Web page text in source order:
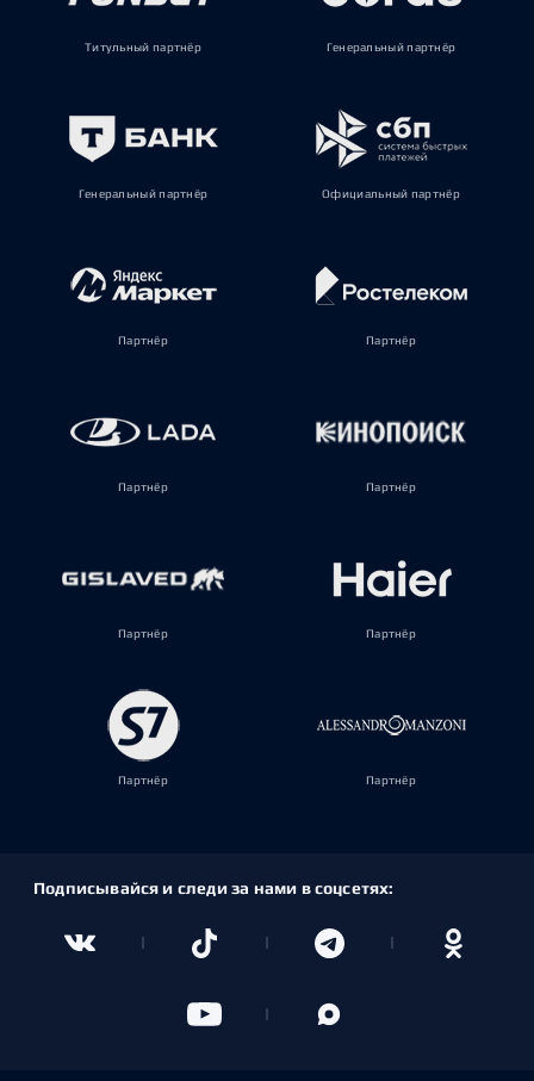
Титульный партнёр Генеральный партнёр
Генеральный партнёр Официальный партнёр
Партнёр Партнёр
Партнёр Партнёр
Партнёр Партнёр
Партнёр Партнёр
Подписывайся и следи за нами в соцсетях: